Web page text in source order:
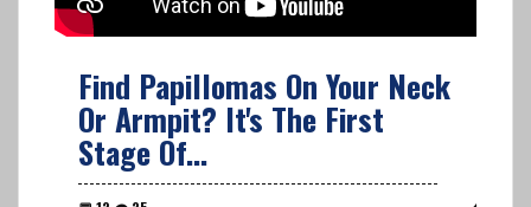
Find Papillomas On Your Neck
Or Armpit? It's The First
Stage Of...